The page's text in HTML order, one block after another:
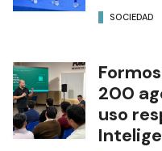
SOCIEDAD
200
uso